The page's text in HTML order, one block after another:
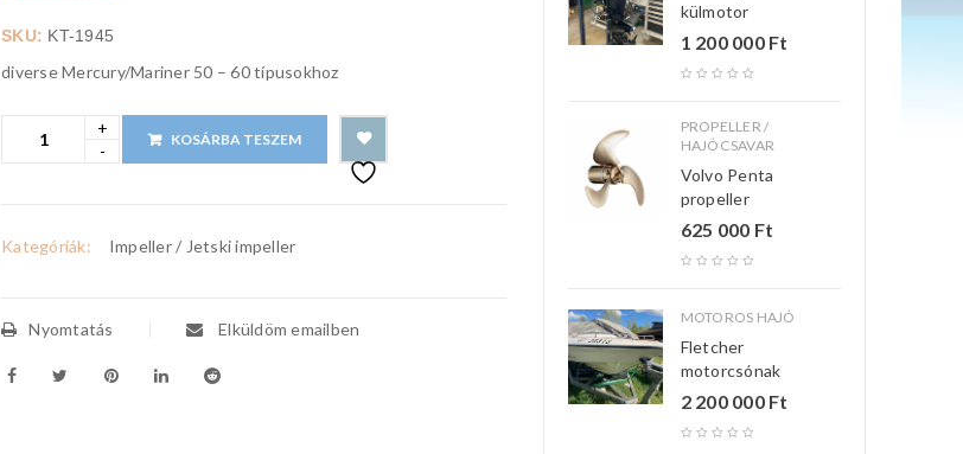
SKU: KT-1945
diverse Mercury/Mariner 50 – 60 típusokhoz
KOSÁRBA TESZEM
Kategóriák: Impeller / Jetski impeller
Nyomtatás Elküldöm emailben
külmotor
1 200 000 Ft
PROPELLER /
HAJÓCSAVAR
Volvo Penta
propeller
625 000 Ft
MOTOROS HAJÓ
Fletcher
motorcsónak
2 200 000 Ft